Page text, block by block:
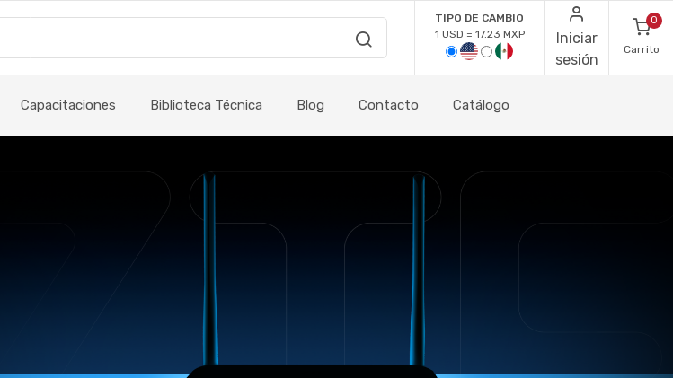
TIPO DE CAMBIO
1 USD = 17.23 MXP
Iniciar
sesión
0
Carrito
Capacitaciones Biblioteca Técnica Blog Contacto Catálogo